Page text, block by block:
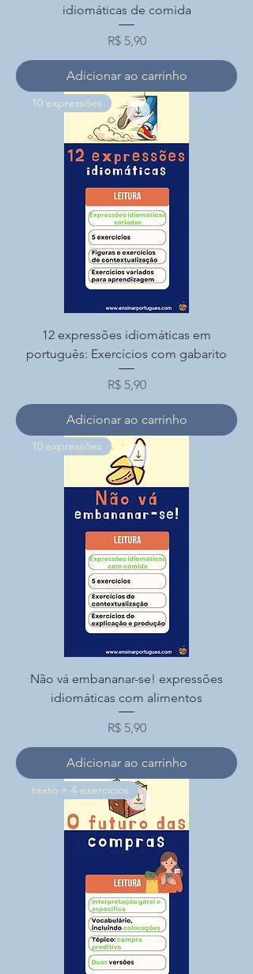
idiomáticas de comida
Preço
R$ 5,90
Adicionar ao carrinho
10 expressões
12 expressões idiomáticas em
português: Exercícios com gabarito
Preço
R$ 5,90
Adicionar ao carrinho
10 expressões
Não vá embananar-se! expressões
idiomáticas com alimentos
Preço
R$ 5,90
Adicionar ao carrinho
texto + 4 exercícios